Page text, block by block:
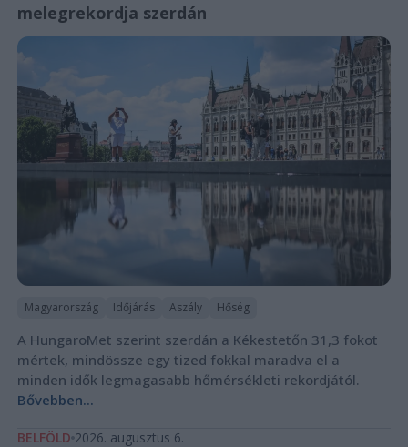
melegrekordja szerdán
Magyarország Időjárás Aszály Hőség
A HungaroMet szerint szerdán a Kékestetőn 31,3 fokot
mértek, mindössze egy tized fokkal maradva el a
minden idők legmagasabb hőmérsékleti rekordjától.
Bővebben...
BELFÖLD 2026. augusztus 6.